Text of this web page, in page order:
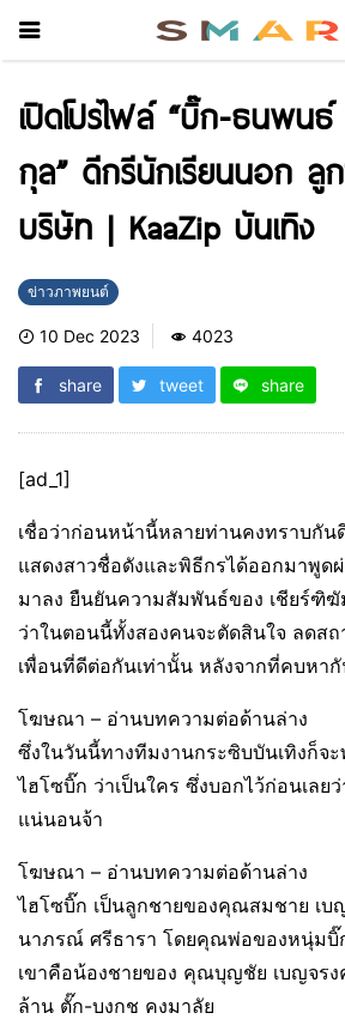
เปิดโปรไฟล์ “บิ๊ก-ธนพน
กุล” ดีกรีนักเรียนนอก ลูก
บริษัท | KaaZip บันเทิง
ข่าวภาพยนต์
10 Dec 2023 4023
share tweet share
[ad_1]
เชื่อว่าก่อนหน้านี้หลายท่านคงทราบกั
แสดงสาวชื่อดังและพิธีกรได้ออกมาพูด
มาลง ยืนยันความสัมพันธ์ของ เชียร์ฑิ
ว่าในตอนนี้ทั้งสองคนจะตัดสินใจ ลดสถ
เพื่อนที่ดีต่อกันเท่านั้น หลังจากที่คบหา
โฆษณา – อ่านบทความต่อด้านล่าง
ซึ่งในวันนี้ทางทีมงานกระซิบบันเทิงก็จ
ไฮโซบิ๊ก ว่าเป็นใคร ซึ่งบอกไว้ก่อนเลย
แน่นอนจ้า
โฆษณา – อ่านบทความต่อด้านล่าง
ไฮโซบิ๊ก เป็นลูกชายของคุณสมชาย เ
นาภรณ์ ศรีธารา โดยคุณพ่อของหนุ่ม
เขาคือน้องชายของ คุณบุญชัย เบญจรง
ล้าน ตั๊ก-บงกช คงมาลัย